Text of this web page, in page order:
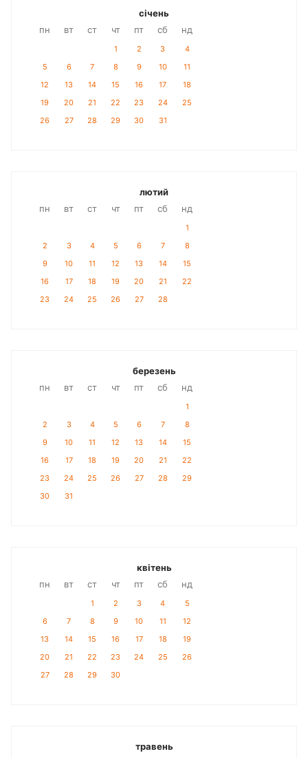
січень
пн
вт ст чт пт сб нд
1 2 3
4
5
6 7 8 9 10
11
12
13 14 15 16 17
18
19
20 21 22 23 24
25
26
27 28 29 30 31
лютий
пн
вт ст чт пт сб нд
1
2
3 4 5 6 7
8
9
10 11 12 13 14
15
16
17 18 19 20 21
22
23
24 25 26 27 28
березень
пн
вт ст чт пт сб нд
1
2
3 4 5 6 7
8
9
10 11 12 13 14
15
16
17 18 19 20 21
22
23
24 25 26 27 28
29
30
31
квітень
пн
вт ст чт пт сб нд
1 2 3 4
5
6
7 8 9 10 11
12
13
14 15 16 17 18
19
20
21 22 23 24 25
26
27
28 29 30
травень